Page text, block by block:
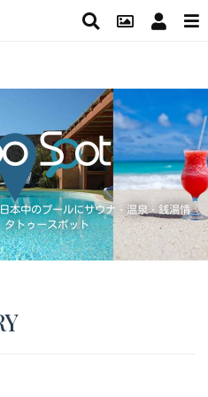
本中のプールにサウナ・温泉・銭湯情
タトゥースポット